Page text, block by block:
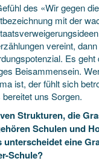
des «Wir gegen
mit der
vereint,
Es geht
Beisammensein.
ist, der fühlt sich
uns Sorgen.
Strukturen, die
Schulen und
unterscheidet eine
Schule?